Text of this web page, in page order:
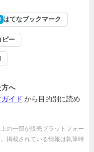
はてなブックマーク
ピー
方へ
イド から目的別に読め
の一部が販売プラットフォー
掲載されている情報は執筆時